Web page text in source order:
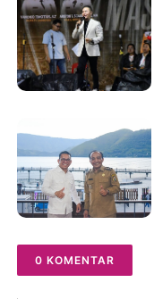
0 KOMENTAR